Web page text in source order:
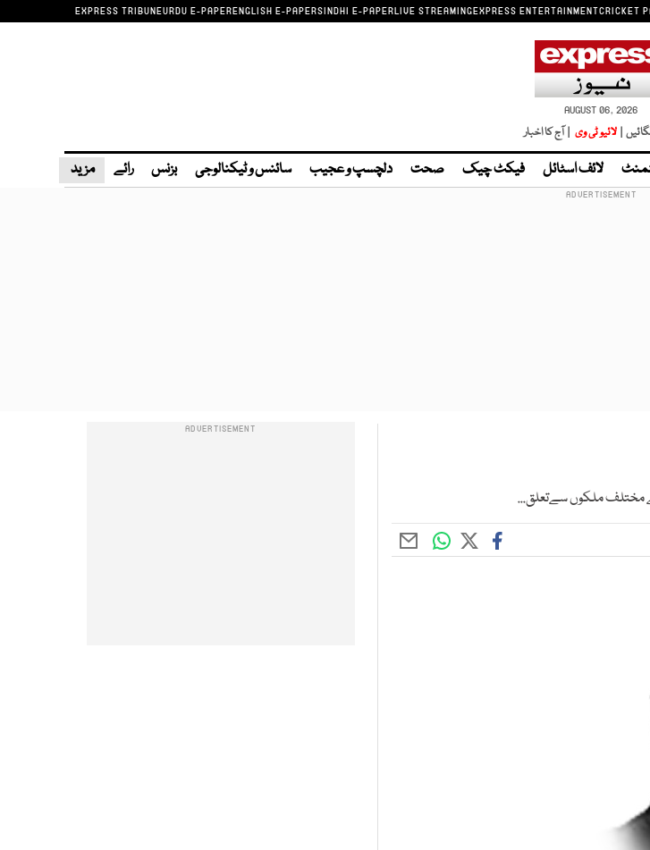
EXPRESS TRIBUNEURDU E-PAPERENGLISH E-PAPERSINDHI E-PAPERLIVE STREAMINGEXPRESS ENTERTAINMENTCRICKET
AUGUST 06, 2026
| لائیو ٹی وی | آج کا اخبار
لائف اسٹائل فیکٹ چیک صحت دلچسپ و عجیب سائنس و ٹیکنالوجی بزنس رائے مزید
مختلف ملکوں سےتعلق...